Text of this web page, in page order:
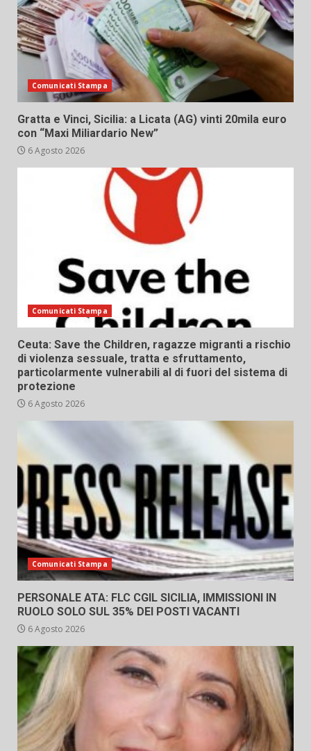
Comunicati Stampa
Gratta e Vinci, Sicilia: a Licata (AG) vinti 20mila euro
con “Maxi Miliardario New”
6 Agosto 2026
Comunicati Stampa
Ceuta: Save the Children, ragazze migranti a rischio
di violenza sessuale, tratta e sfruttamento,
particolarmente vulnerabili al di fuori del sistema di
protezione
6 Agosto 2026
Comunicati Stampa
PERSONALE ATA: FLC CGIL SICILIA, IMMISSIONI IN
RUOLO SOLO SUL 35% DEI POSTI VACANTI
6 Agosto 2026